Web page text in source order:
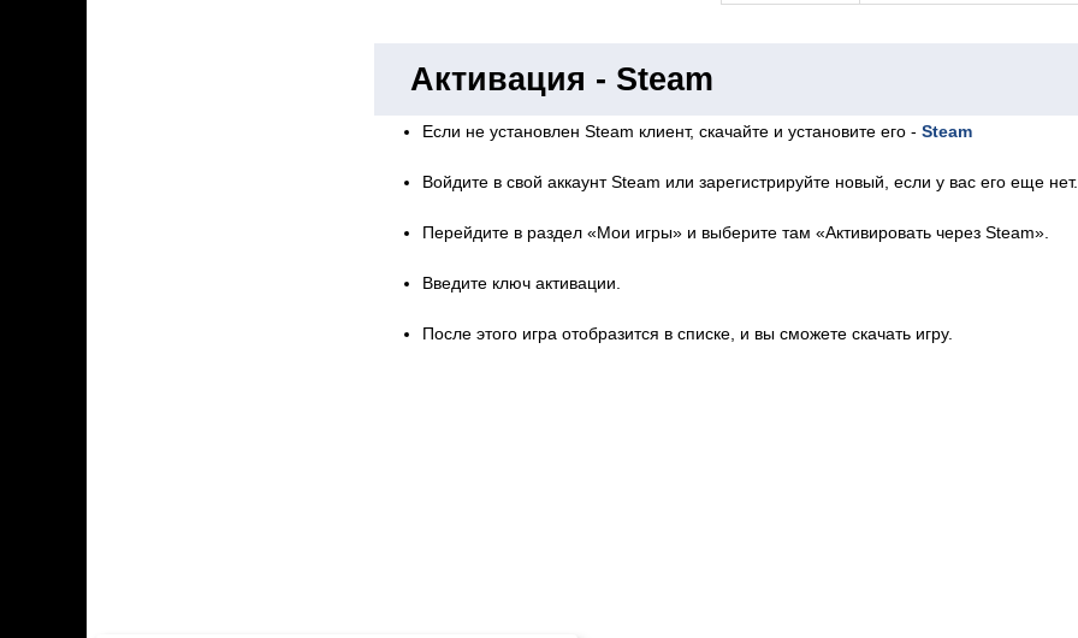
Активация - Steam
Если не установлен Steam клиент, скачайте и установите его - Steam
Войдите в свой аккаунт Steam или зарегистрируйте новый, если у вас его еще нет.
Перейдите в раздел «Мои игры» и выберите там «Активировать через Steam».
Введите ключ активации.
После этого игра отобразится в списке, и вы сможете скачать игру.